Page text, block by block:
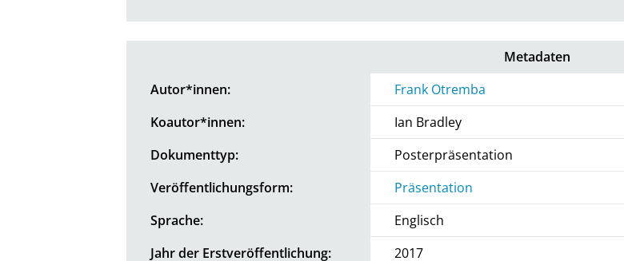
Metadaten
Autor*innen:
Frank Otremba
Koautor*innen:
Ian Bradley
Dokumenttyp:
Posterpräsentation
Veröffentlichungsform:
Präsentation
Sprache:
Englisch
Jahr der Erstveröffentlichung:
2017